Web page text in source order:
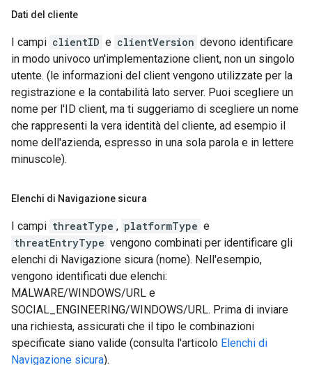
Dati del cliente
I campi clientID e clientVersion devono identificare
in modo univoco un'implementazione client, non un singolo
utente. (le informazioni del client vengono utilizzate per la
registrazione e la contabilità lato server. Puoi scegliere un
nome per l'ID client, ma ti suggeriamo di scegliere un nome
che rappresenti la vera identità del cliente, ad esempio il
nome dell'azienda, espresso in una sola parola e in lettere
minuscole).
Elenchi di Navigazione sicura
I campi threatType , platformType e
threatEntryType vengono combinati per identificare gli
elenchi di Navigazione sicura (nome). Nell'esempio,
vengono identificati due elenchi:
MALWARE/WINDOWS/URL e
SOCIAL_ENGINEERING/WINDOWS/URL. Prima di inviare
una richiesta, assicurati che il tipo le combinazioni
specificate siano valide (consulta l'articolo Elenchi di
Navigazione sicura).